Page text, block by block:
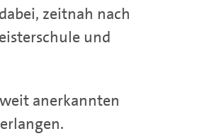
zeitnah nach
und
anerkannten